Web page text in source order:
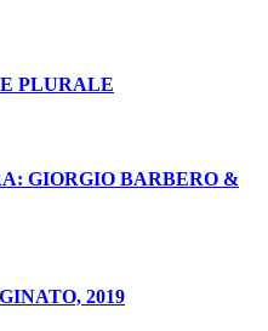
PLURALE
GIORGIO BARBERO &
2019